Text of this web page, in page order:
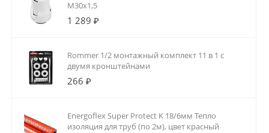
M30x1,5
1 289 ₽
Rommer 1/2 монтажный комплект 11 в 1 с
двумя кронштейнами
266 ₽
Energoflex Super Protect K 18/6мм Тепло
изоляция для труб (по 2м), цвет красный